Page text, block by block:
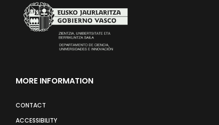
MORE INFORMATION
CONTACT
ACCESSIBILITY